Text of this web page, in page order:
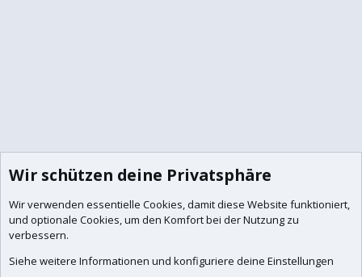
Wir schützen deine Privatsphäre
Wir verwenden essentielle Cookies, damit diese Website funktioniert,
und optionale Cookies, um den Komfort bei der Nutzung zu
verbessern.
Siehe weitere Informationen und konfiguriere deine Einstellungen